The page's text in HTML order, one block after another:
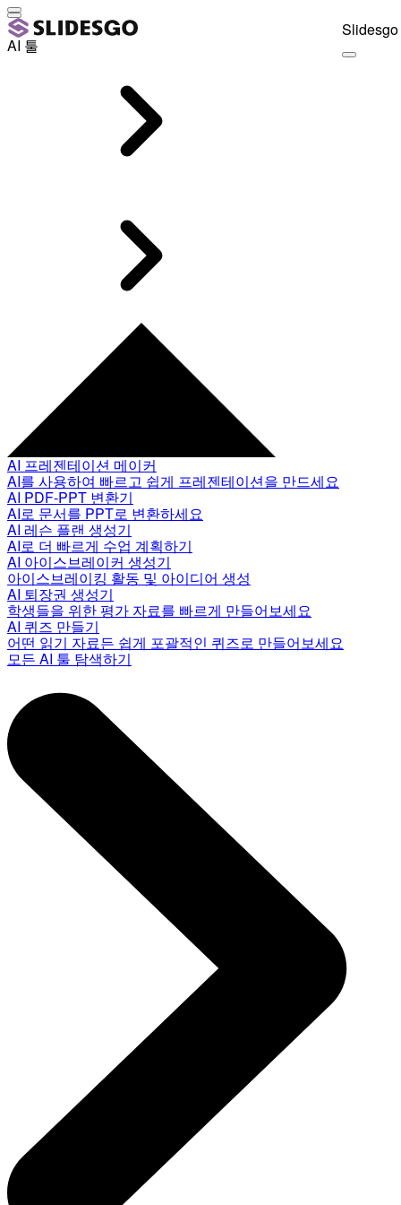
AI 툴
AI 프레젠테이션 메이커
AI를 사용하여 빠르고 쉽게 프레젠테이션을 만드세요
AI PDF-PPT 변환기
AI로 문서를 PPT로 변환하세요
AI 레슨 플랜 생성기
AI로 더 빠르게 수업 계획하기
AI 아이스브레이커 생성기
아이스브레이킹 활동 및 아이디어 생성
AI 퇴장권 생성기
학생들을 위한 평가 자료를 빠르게 만들어보세요
AI 퀴즈 만들기
어떤 읽기 자료든 쉽게 포괄적인 퀴즈로 만들어보세요
모든 AI 툴 탐색하기